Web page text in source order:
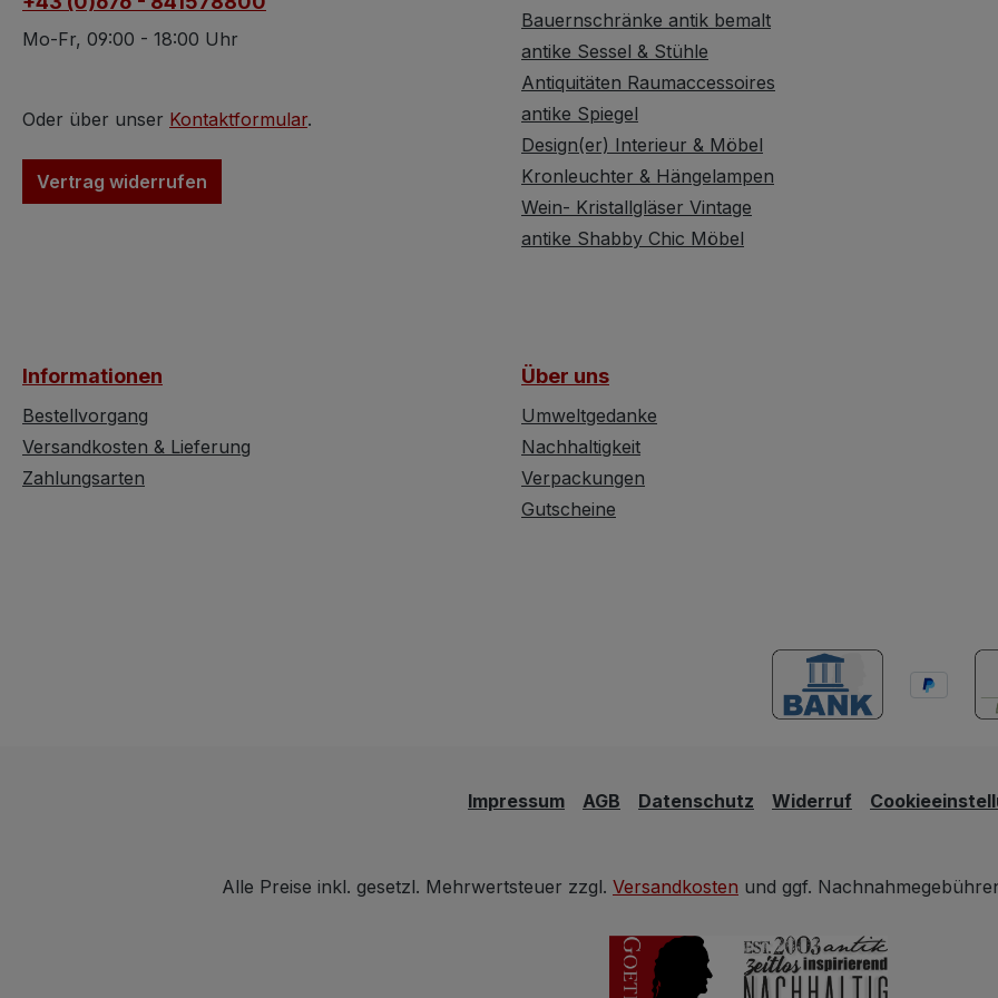
handelt es sich um
natürlich gewachsene
Mo-Fr, 09:00 - 18:00 Uhr
Oder über unser Kontaktformular.
Vertrag widerrufen
Bauernschränke antik bemalt
antike Sessel & Stühle
Antiquitäten Raumaccessoires
antike Spiegel
Design(er) Interieur & Möbel
Kronleuchter & Hängelampen
Wein- Kristallgläser Vintage
antike Shabby Chic Möbel
Informationen
Bestellvorgang
Versandkosten & Lieferung
Zahlungsarten
Über uns
Umweltgedanke
Nachhaltigkeit
Verpackungen
Gutscheine
Impressum AGB Datenschutz Widerruf
Alle Preise inkl. gesetzl. Mehrwertsteuer zzgl. Versandkosten und ggf.